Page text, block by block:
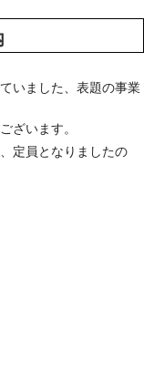
いました、表題の事業
ざいます。
定員となりましたの